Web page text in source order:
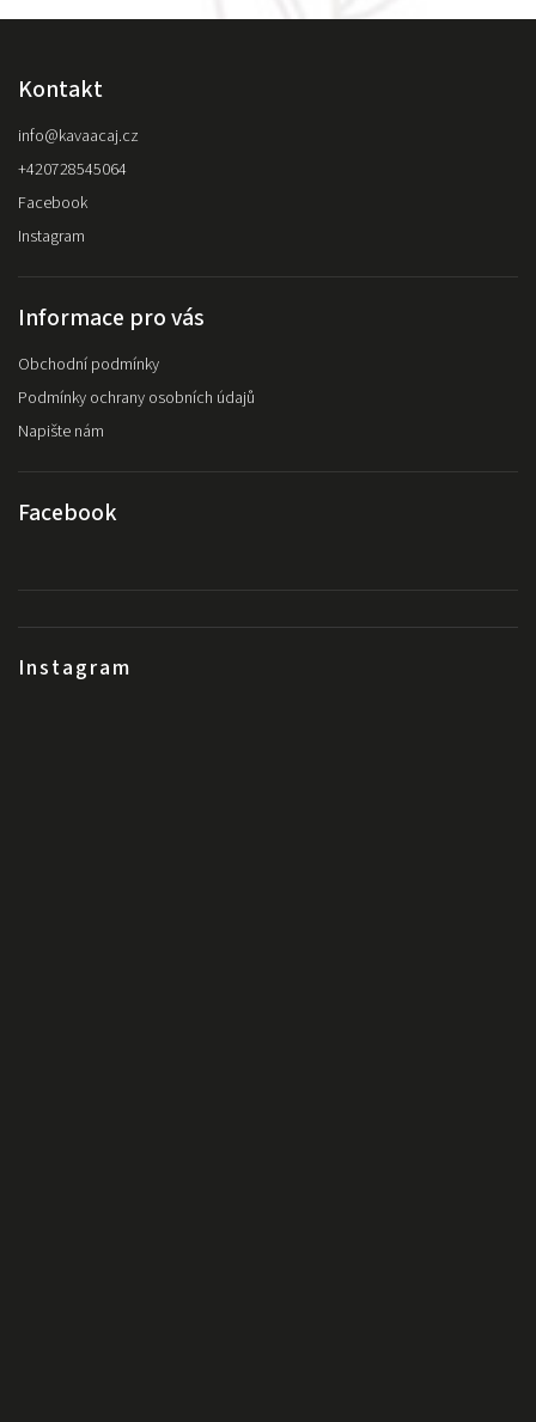
Kontakt
info@kavaacaj.cz
+420728545064
Facebook
Instagram
Instagram
Informace pro vás
Obchodní podmínky
Podmínky ochrany osobních údajů
Napište nám
Facebook